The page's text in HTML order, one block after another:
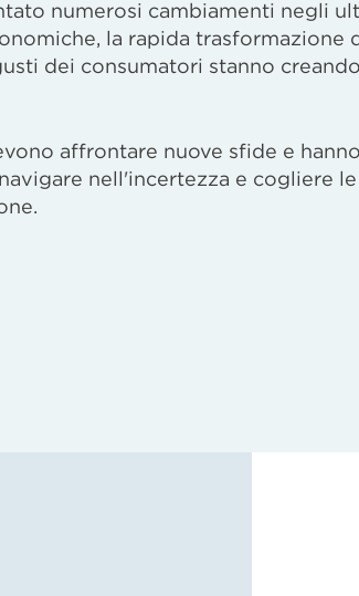
numerosi cambiamenti negli
la rapida trasformazione
dei consumatori stanno
affrontare nuove sfide e
nell'incertezza e cogliere